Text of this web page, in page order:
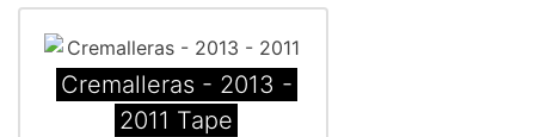
Cremalleras - 2013 -
2011 Tape